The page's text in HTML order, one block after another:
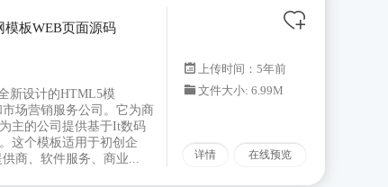
模板WEB页面源码
新设计的HTML5模
市场营销服务公司。它为商
主的公司提供基于It数码
这个模板适用于初创企
商、软件服务、商业...
上传时间：5年前
文件大小: 6.99M
详情 在线预览